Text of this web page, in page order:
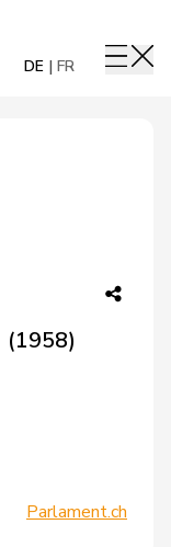
DE FR
(1958)
Parlament.ch